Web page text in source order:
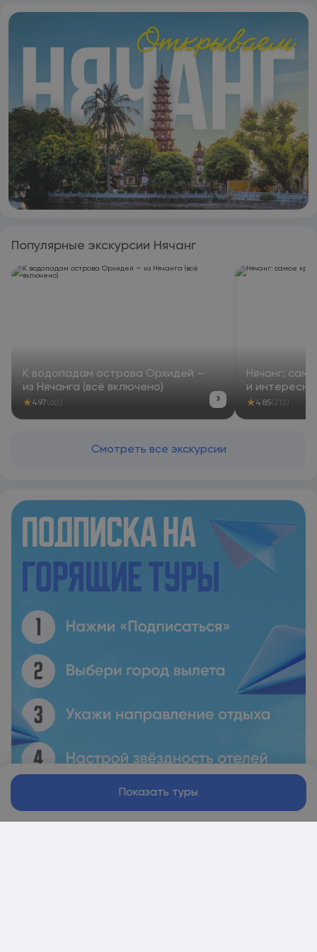
Популярные экскурсии Нячанг
К водопадам острова Орхидей —
из Нячанга (всё включено)
★4.97 (60) ›
Нячанг:
и
★4.85 (212)
Смотреть все экскурсии
Показать туры